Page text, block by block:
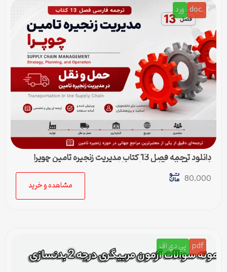
.doc ورد
دانلود ترجمه فصل 13 کتاب مدیریت زنجیره تامین چوپرا
(Sunil Chopra) | حمل و نقل در زنجیره تامین
80,000
مشاهده و خرید
pdf پي دي اف